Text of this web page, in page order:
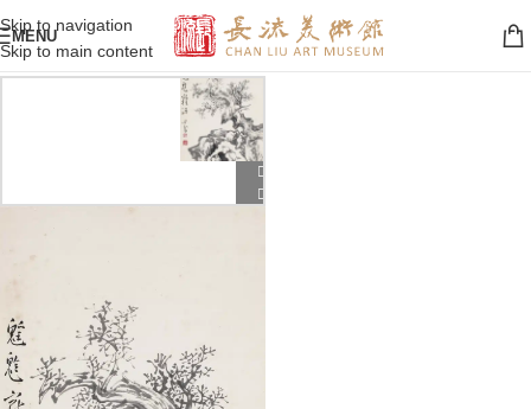
Skip to navigation
Skip to main content
MENU